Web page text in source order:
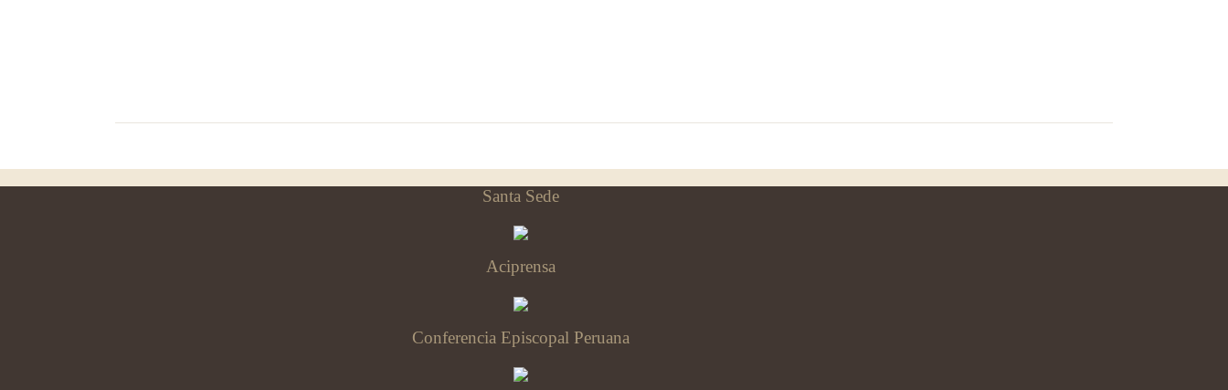
Santa Sede
Aciprensa
Conferencia Episcopal Peruana